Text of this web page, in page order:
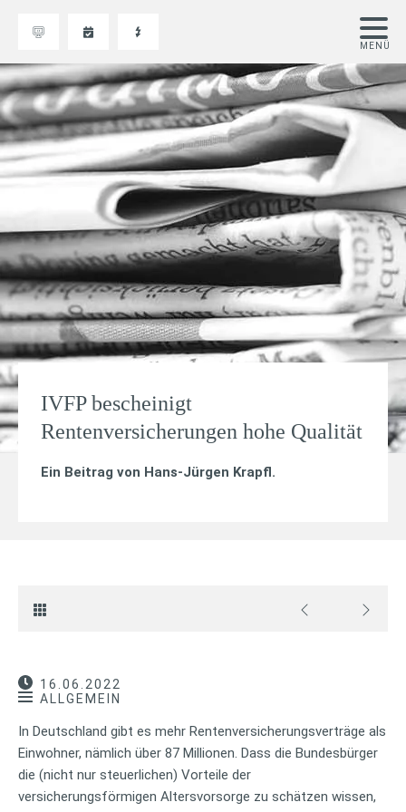
IVFP bescheinigt
Rentenversicherungen hohe Qualität
Ein Beitrag von Hans-Jürgen Krapfl.
16.06.2022
ALLGEMEIN
In Deutschland gibt es mehr Rentenversicherungsverträge als
Einwohner, nämlich über 87 Millionen. Dass die Bundesbürger
die (nicht nur steuerlichen) Vorteile der
versicherungsförmigen Altersvorsorge zu schätzen wissen,